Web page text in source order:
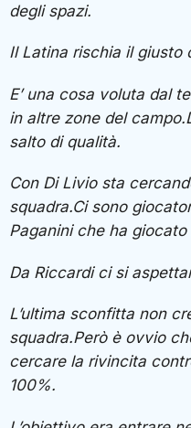
degli spazi.
Il Latina rischia il giusto
E’ una cosa voluta dal
in altre zone del
salto di qualità.
Con Di Livio sta
squadra.Ci sono
Paganini che ha giocato
Da Riccardi ci si
L’ultima sconfitta non
squadra.Però è ovvio
cercare la rivincita
100%.